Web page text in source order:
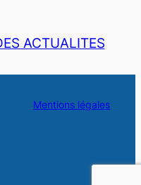
ACTUALITES
Mentions légales